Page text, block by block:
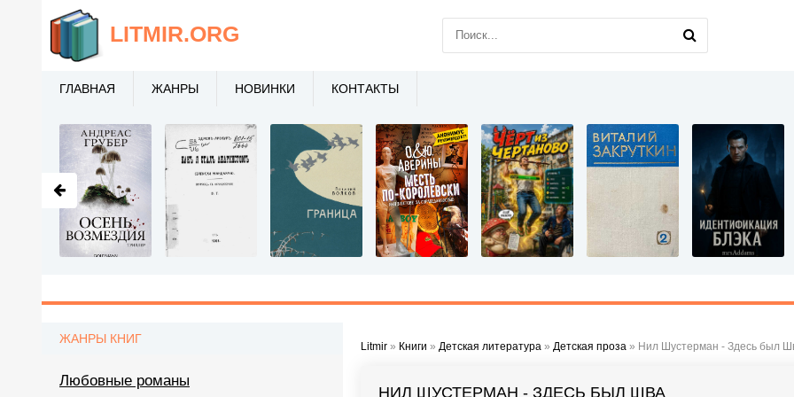
Litmir » Книги » Детская литература » Детская проза » Нил Шустерман - Здесь был
НИЛ ШУСТЕРМАН - ЗДЕСЬ БЫЛ ШВА
ЖАНРЫ КНИГ
Любовные романы
LITMIR.ORG
ГЛАВНАЯ ЖАНРЫ НОВИНКИ КОНТАКТЫ